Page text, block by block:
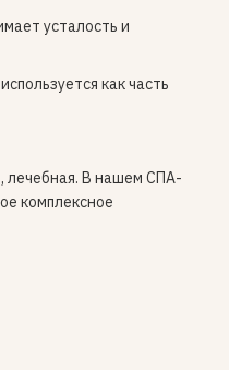
усталость и
как часть
лечебная. В нашем СПА-
комплексное